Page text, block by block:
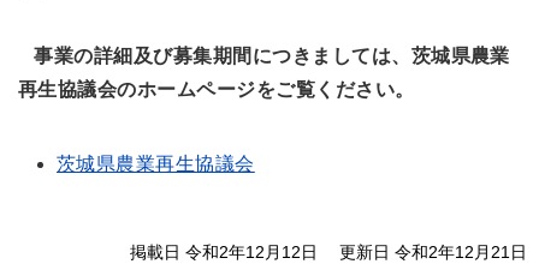
事業の詳細及び募集期間につきましては、茨城県農業
再生協議会のホームページをご覧ください。
茨城県農業再生協議会
掲載日 令和2年12月12日 更新日 令和2年12月21日